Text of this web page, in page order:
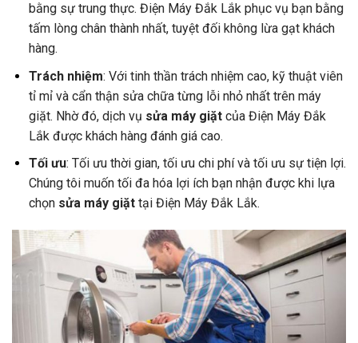
bằng sự trung thực. Điện Máy Đắk Lắk phục vụ bạn bằng
tấm lòng chân thành nhất, tuyệt đối không lừa gạt khách
hàng.
Trách nhiệm: Với tinh thần trách nhiệm cao, kỹ thuật viên
tỉ mỉ và cẩn thận sửa chữa từng lỗi nhỏ nhất trên máy
giặt. Nhờ đó, dịch vụ sửa máy giặtcủa Điện Máy Đắk
Lắk được khách hàng đánh giá cao.
Tối ưu: Tối ưu thời gian, tối ưu chi phí và tối ưu sự tiện lợi.
Chúng tôi muốn tối đa hóa lợi ích bạn nhận được khi lựa
chọn sửa máy giặttại Điện Máy Đắk Lắk.